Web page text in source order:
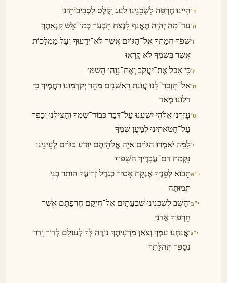
ד׳הָיִינוּ חֶרְפָּה לִשְׁכֵנֵינוּ לַעַג וָקֶלֶס לִסְבִיבוֹתֵינוּ
ה׳עַד־מָה יְהֹוָה תֶּאֱנַף לָנֶצַח תִּבְעַר כְּמוֹ־אֵשׁ קִנְאָתֶךָ
ו׳שְׁפֹךְ חֲמָתְךָ אֶל־הַגּוֹיִם אֲשֶׁר לֹא־יְדָעוּךָ וְעַל מַמְלָכוֹת
אֲשֶׁר בְּשִׁמְךָ לֹא קָרָאוּ
ז׳כִּי אָכַל אֶת־יַעֲקֹב וְאֶת־נָוֵהוּ הֵשַׁמּוּ
ח׳אַל־תִּזְכׇּר־לָנוּ עֲוֺנֹת רִאשֹׁנִים מַהֵר יְקַדְּמוּנוּ רַחֲמֶיךָ כִּי
דַלּוֹנוּ מְאֹד
ט׳עׇזְרֵנוּ אֱלֹהֵי יִשְׁעֵנוּ עַל־דְּבַר כְּבוֹד־שְׁמֶךָ וְהַצִּילֵנוּ וְכַפֵּר
עַל־חַטֹּאתֵינוּ לְמַעַן שְׁמֶךָ
י׳לָמָּה יֹאמְרוּ הַגּוֹיִם אַיֵּה אֱלֹהֵיהֶם יִוָּדַע בַּגּוֹיִם לְעֵינֵינוּ
נִקְמַת דַּם־עֲבָדֶיךָ הַשָּׁפוּךְ
י״אתָּבוֹא לְפָנֶיךָ אֶנְקַת אָסִיר כְּגֹדֶל זְרוֹעֲךָ הוֹתֵר בְּנֵי
תְמוּתָה
י״בוְהָשֵׁב לִשְׁכֵנֵינוּ שִׁבְעָתַיִם אֶל־חֵיקָם חֶרְפָּתָם אֲשֶׁר
חֵרְפוּךָ אֲדֹנָי
י״גוַאֲנַחְנוּ עַמְּךָ וְצֹאן מַרְעִיתֶךָ נוֹדֶה לְּךָ לְעוֹלָם לְדוֹר וָדֹר
נְסַפֵּר תְּהִלָּתֶךָ